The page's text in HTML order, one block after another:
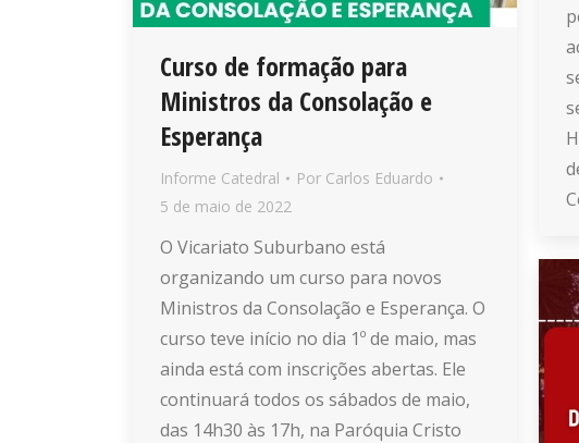
Curso de formação para
Ministros da Consolação e
Esperança
Informe Catedral Por Carlos Eduardo
5 de maio de 2022
O Vicariato Suburbano está
organizando um curso para novos
Ministros da Consolação e Esperança. O
curso teve início no dia 1º de maio, mas
ainda está com inscrições abertas. Ele
continuará todos os sábados de maio,
das 14h30 às 17h, na Paróquia Cristo